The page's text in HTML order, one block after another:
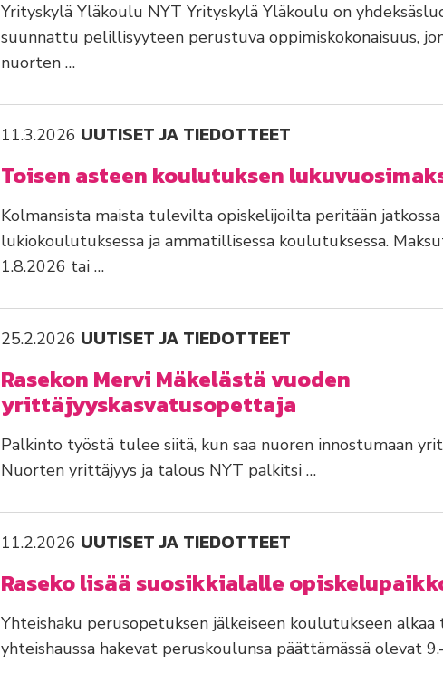
Yrityskylä Yläkoulu NYT Yrityskylä Yläkoulu on
suunnattu pelillisyyteen perustuva oppimiskokonaisuus,
nuorten …
11.3.2026 UUTISET JA TIEDOTTEET
Toisen asteen koulutuksen
Kolmansista maista tulevilta opiskelijoilta peritään
lukiokoulutuksessa ja ammatillisessa koulutuksessa.
1.8.2026 tai …
25.2.2026 UUTISET JA TIEDOTTEET
Rasekon Mervi Mäkelästä vuoden
yrittäjyyskasvatusopettaja
Palkinto työstä tulee siitä, kun saa nuoren innostumaan
Nuorten yrittäjyys ja talous NYT palkitsi …
11.2.2026 UUTISET JA TIEDOTTEET
Raseko lisää suosikkialalle
Yhteishaku perusopetuksen jälkeiseen koulutukseen alkaa
yhteishaussa hakevat peruskoulunsa päättämässä olevat